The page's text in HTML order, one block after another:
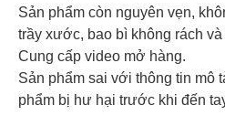
Sản phẩm còn nguyên vẹn,
trầy xước, bao bì không rách và
Cung cấp video mở hàng.
Sản phẩm sai với thông tin mô
phẩm bị hư hại trước khi đến